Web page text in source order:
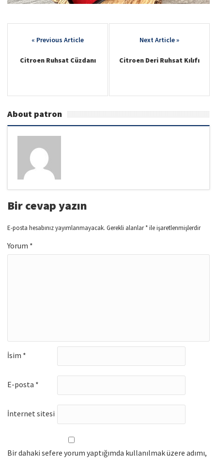
navigation
Citroen Ruhsat Cüzdanı Citroen Deri Ruhsat Kılıfı
About patron
Bir cevap yazın
E-posta hesabınız yayımlanmayacak. Gerekli alanlar*ile işaretlenmişlerdir
Yorum *
İsim *
E-posta *
İnternet sitesi
Bir dahaki sefere yorum yaptığımda kullanılmak üzere adımı,